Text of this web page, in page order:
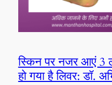
स्किन पर नजर आएं 3
हो गया है लिवर: डॉ.